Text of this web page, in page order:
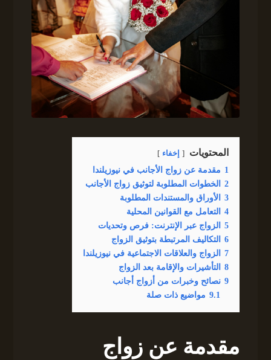
المحتويات إخفاء
1 مقدمة عن زواج الأجانب في نيوزيلندا
2
الخطوات المطلوبة لتوثيق زواج الأجانب
3
الأوراق والمستندات المطلوبة
4
التعامل مع القوانين المحلية
5
الزواج عبر الإنترنت: فرص وتحديات
6
التكاليف المرتبطة بتوثيق الزواج
7
الزواج والعلاقات الاجتماعية في نيوزيلندا
8
التأشيرات والإقامة بعد الزواج
9 نصائح وخبرات من أزواج أجانب
9.1 مواضيع ذات صلة
مقدمة عن زواج